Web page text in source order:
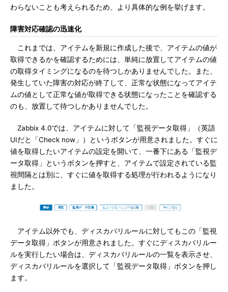
わらないことも考えられるため、より具体的な例を挙げます。
障害対応確認の迅速化
これまでは、アイテムを新規に作成した後で、アイテムの値が
取得できるかを確認するためには、単純に放置してアイテムの値
の取得タイミングになるのを待つしかありませんでした。また、
発生していた障害の対応が終了して、正常な状態になってアイテ
ムの値として正常な値が取得できる状態になったことを確認する
のも、放置して待つしかありませんでした。
Zabbix 4.0では、アイテムに対して「監視データ取得」（英語
UIだと「Check now」）というボタンが用意されました。すぐに
値を取得したいアイテムの設定を開いて、一番下にある「監視デ
ータ取得」というボタンを押すと、アイテムで設定されている監
視間隔とは別に、すぐに値を取得する処理が行われるようになり
ました。
アイテム以外でも、ディスカバリルールに対してもこの「監視
データ取得」ボタンが用意されました。すぐにディスカバリルー
ルを実行したい場合は、ディスカバリルールの一覧を表示させ、
ディスカバリルールを選択して「監視データ取得」ボタンを押し
ます。